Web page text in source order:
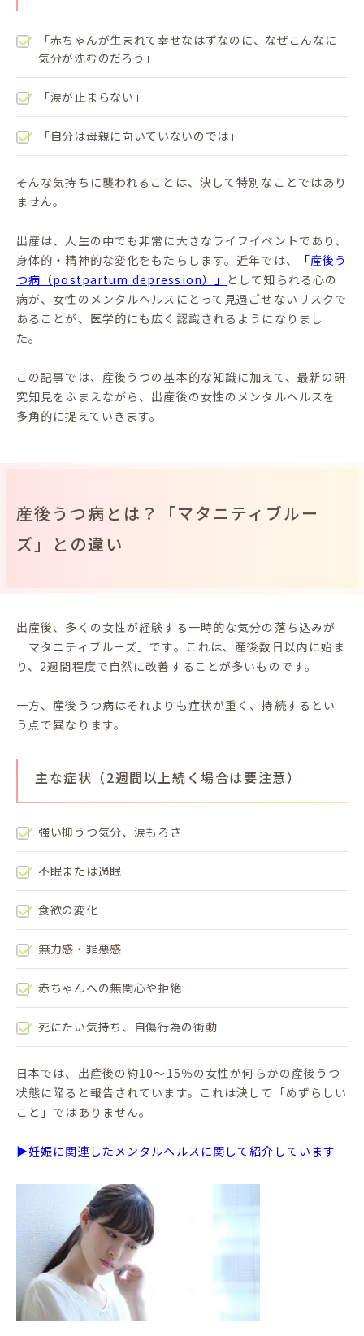
「赤ちゃんが生まれて幸せなはずなのに、なぜこんなに
気分が沈むのだろう」
「涙が止まらない」
「自分は母親に向いていないのでは」
そんな気持ちに襲われることは、決して特別なことではあり
ません。
出産は、人生の中でも非常に大きなライフイベントであり、
身体的・精神的な変化をもたらします。近年では、
「産後う
つ病（postpartum depression）」
として知られる心の
病が、女性のメンタルヘルスにとって見過ごせないリスクで
あることが、医学的にも広く認識されるようになりまし
た。
この記事では、産後うつの基本的な知識に加えて、最新の研
究知見をふまえながら、出産後の女性のメンタルヘルスを
多角的に捉えていきます。
産後うつ病とは？「マタニティブルー
ズ」との違い
出産後、多くの女性が経験する一時的な気分の落ち込みが
「マタニティブルーズ」です。これは、産後数日以内に始ま
り、2週間程度で自然に改善することが多いものです。
一方、産後うつ病はそれよりも症状が重く、持続するとい
う点で異なります。
主な症状（2週間以上続く場合は要注意）
強い抑うつ気分、涙もろさ
不眠または過眠
食欲の変化
無力感・罪悪感
赤ちゃんへの無関心や拒絶
死にたい気持ち、自傷行為の衝動
日本では、出産後の約10〜15％の女性が何らかの産後うつ
状態に陥ると報告されています。これは決して「めずらしい
こと」ではありません。
▶妊娠に関連したメンタルヘルスに関して紹介しています